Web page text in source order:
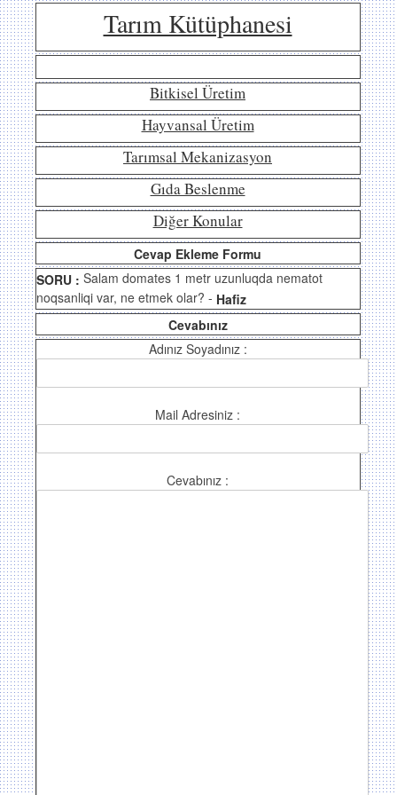
Tarım Kütüphanesi
Bitkisel Üretim
Hayvansal Üretim
Tarımsal Mekanizasyon
Gıda Beslenme
Diğer Konular
Cevap Ekleme Formu
SORU : Salam domates 1 metr uzunluqda nematot
noqsanliqi var, ne etmek olar? - Hafiz
Cevabınız
Adınız Soyadınız :
Mail Adresiniz :
Cevabınız :